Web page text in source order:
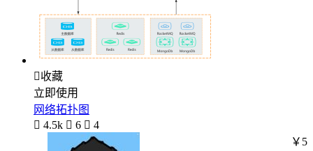
收藏
立即使用
网络拓扑图
 4.5k  6  4
￥5